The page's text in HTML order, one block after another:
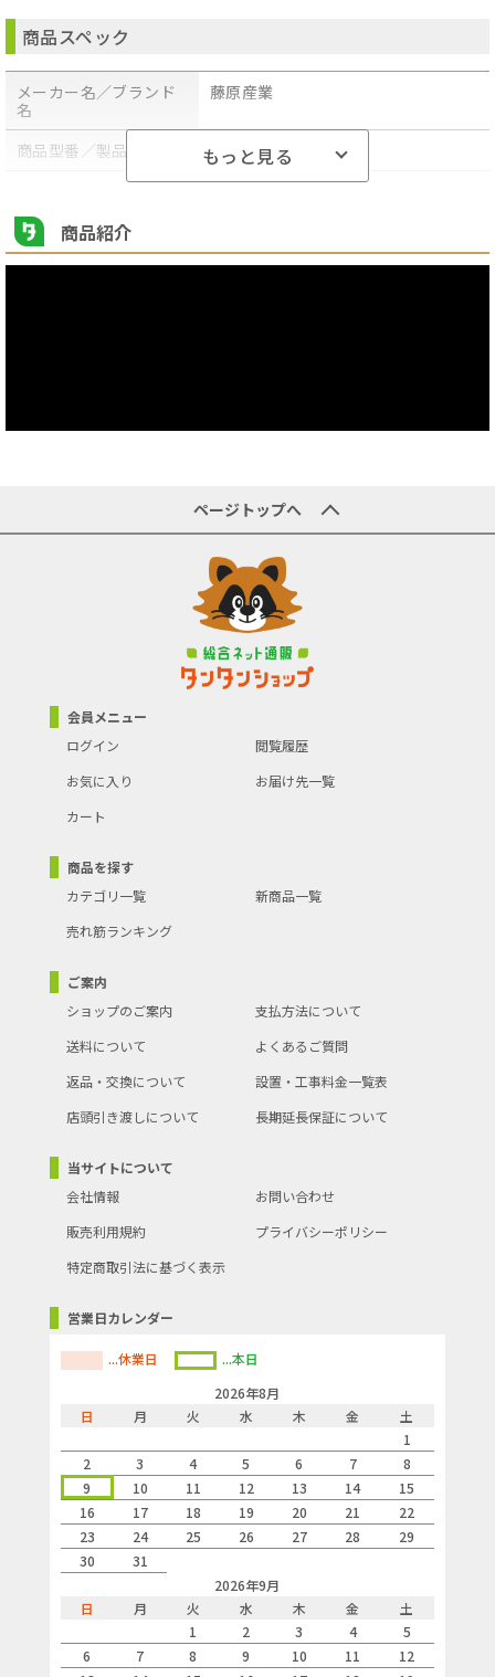
●薄肉ステンレス鋼管・鋼管は1.2mmまで切断できます
●【仕様】
●切断能力(パイプ直径):6～50mm
●本体付属刃:PSB-8
●適合替刃:銅管用PSB-4
●適合替刃:ステンレス管用PSB-5
●適合替刃:銅管・薄肉ステンレス管用PSB-8
●【商品サイズ】幅75×高さ180×奥行40mm 重量420g
●ブランド名:SK11
●商品名:パイプカッター
●【注意事項ほか】
●適合パイプ以外の切断に使用しないでください
●パイプを切断した後の切り口は鋭利になっており、指などを切る
恐れがありますので、取扱いに注意してください
商品スペック
メーカー名／ブランド
名
藤原産業
商品型番／製品番号
PC-50
もっと見る
商品紹介
ページトップへ
会員メニュー
ログイン
閲覧履歴
お気に入り
お届け先一覧
カート
商品を探す
カテゴリ一覧
新商品一覧
売れ筋ランキング
ご案内
ショップのご案内
支払方法について
送料について
よくあるご質問
返品・交換について
設置・工事料金一覧表
店頭引き渡しについて
長期延長保証について
当サイトについて
会社情報
お問い合わせ
販売利用規約
プライバシーポリシー
特定商取引法に基づく表示
営業日カレンダー
...休業日
...本日
2026年8月
日
月 火 水 木 金
土
1
2
3 4 5 6 7
8
9
10 11 12 13 14
15
16
17 18 19 20 21
22
23
24 25 26 27 28
29
30
31
2026年9月
日
月 火 水 木 金
土
1
2 3 4
5
6
7 8 9 10 11
12